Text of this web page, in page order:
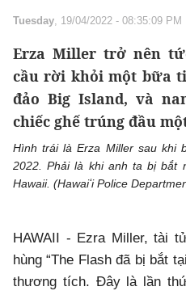
Tuesday, 19/04/2022 - 08:35:09 PM
Erza Miller trở nên
cầu rời khỏi một bữa
đảo Big Island, và
chiếc ghế trúng đầu
Hình trái là Erza Miller sau khi
2022. Phải là khi anh ta bị bắt
Hawaii. (Hawaiʻi Police
HAWAII - Ezra Miller, tài
hùng “The Flash đã bị bắt
thương tích. Đây là lần